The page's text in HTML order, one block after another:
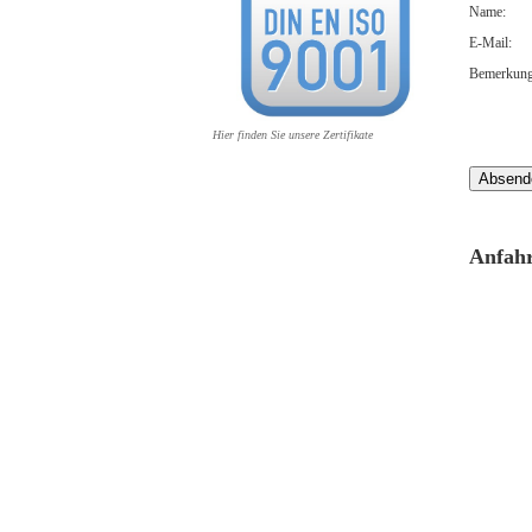
Hier finden Sie unsere Zertifikate
Name:
E-Mail: